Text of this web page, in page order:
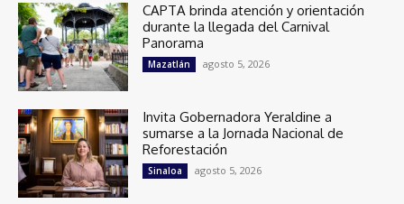
CAPTA brinda atención y orientación
durante la llegada del Carnival
Panorama
Mazatlán agosto 5, 2026
Invita Gobernadora Yeraldine a
sumarse a la Jornada Nacional de
Reforestación
Sinaloa agosto 5, 2026